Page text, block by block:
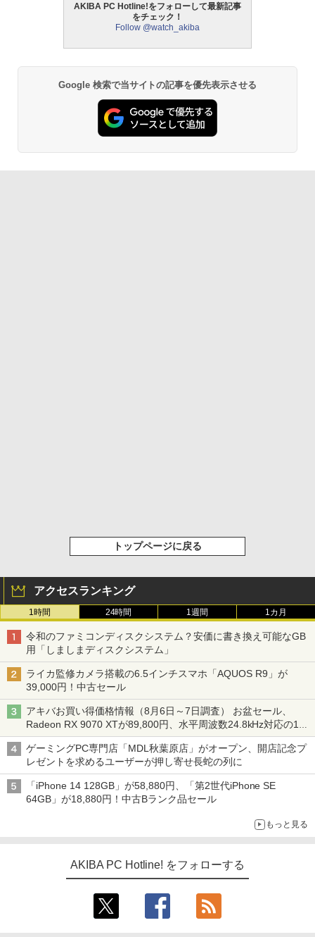
AKIBA PC Hotline!をフォローして最新記事
をチェック！
Follow @watch_akiba
Google 検索で当サイトの記事を優先表示させる
トップページに戻る
アクセスランキング
1時間 24時間 1週間 1カ月
令和のファミコンディスクシステム？安価に書き換え可能なGB
用「しましまディスクシステム」
ライカ監修カメラ搭載の6.5インチスマホ「AQUOS R9」が
39,000円！中古セール
アキバお買い得価格情報（8月6日～7日調査） お盆セール、
Radeon RX 9070 XTが89,800円、水平周波数24.8kHz対応の17
型モニターが9,801円、暑さ指数連動セール ほか
ゲーミングPC専門店「MDL秋葉原店」がオープン、開店記念プ
レゼントを求めるユーザーが押し寄せ長蛇の列に
「iPhone 14 128GB」が58,880円、「第2世代iPhone SE
64GB」が18,880円！中古Bランク品セール
もっと見る
AKIBA PC Hotline! をフォローする